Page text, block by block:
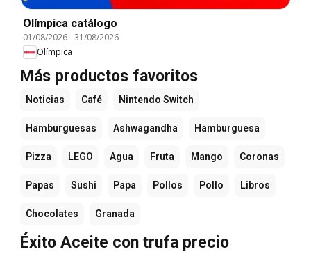
Olímpica catálogo
01/08/2026-31/08/2026
Olímpica
Más productos favoritos
Noticias Café Nintendo Switch
Hamburguesas Ashwagandha Hamburguesa
Pizza LEGO Agua Fruta Mango Coronas
Papas Sushi Papa Pollos Pollo Libros
Chocolates Granada
Éxito Aceite con trufa precio